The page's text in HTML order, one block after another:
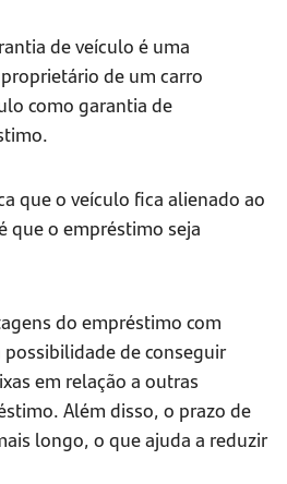
de veículo é uma
de um carro
como garantia de
que o veículo fica alienado ao
que o empréstimo seja
do empréstimo com
de conseguir
em relação a outras
Além disso, o prazo de
longo, o que ajuda a reduzir